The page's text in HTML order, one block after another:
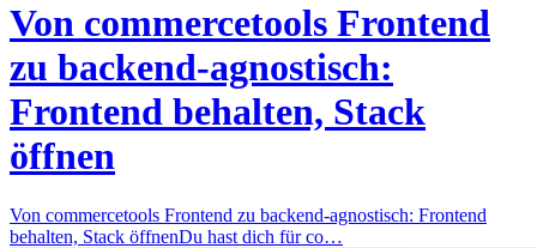
Von commercetools Frontend
zu backend-agnostisch:
Frontend behalten, Stack
öffnen
Von commercetools Frontend zu backend-agnostisch: Frontend
behalten, Stack öffnenDu hast dich für co…